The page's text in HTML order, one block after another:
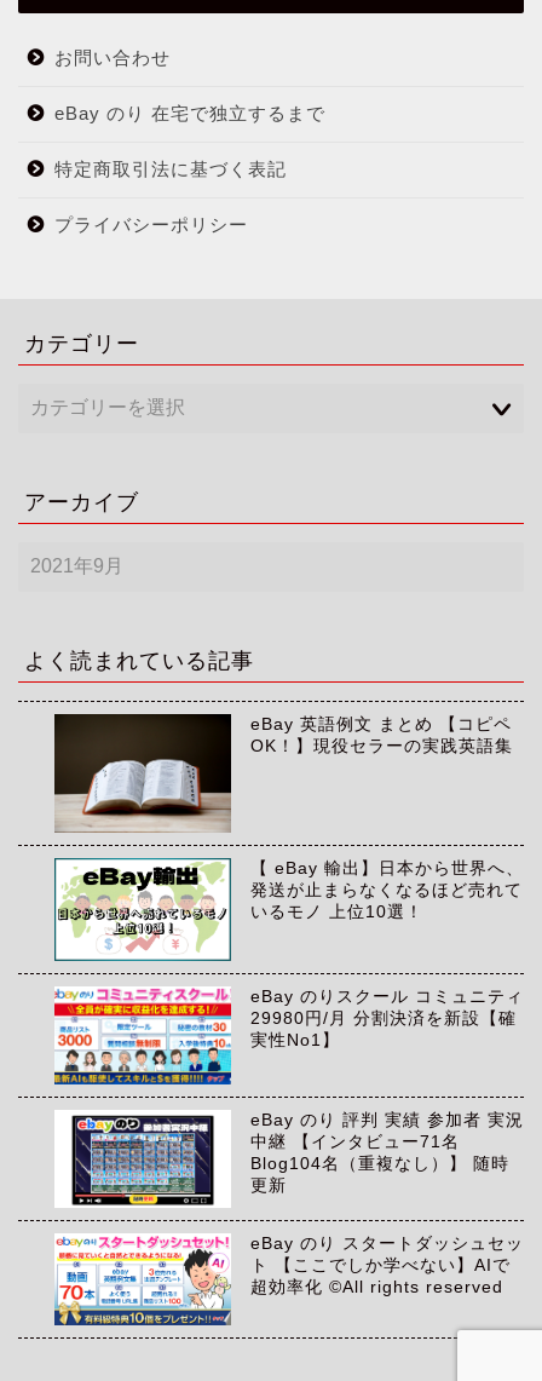
お問い合わせ
eBay のり 在宅で独立するまで
特定商取引法に基づく表記
プライバシーポリシー
カテゴリー
アーカイブ
ア
ー
ブ
よく読まれている記事
eBay 英語例文 まとめ 【コピペ
OK！】現役セラーの実践英語集
【 eBay 輸出】日本から世界へ、
発送が止まらなくなるほど売れて
いるモノ 上位10選！
eBay のりスクール コミュニティ
29980円/月 分割決済を新設【確
実性No1】
eBay のり 評判 実績 参加者 実況
中継 【インタビュー71名
Blog104名（重複なし）】 随時
更新
eBay のり スタートダッシュセッ
ト 【ここでしか学べない】AIで
超効率化 ©All rights reserved